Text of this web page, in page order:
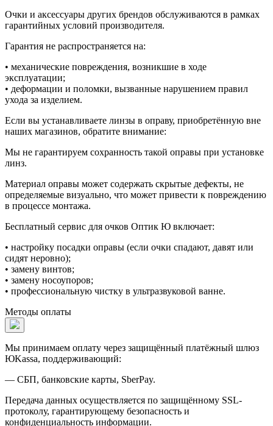
Очки и аксессуары других брендов обслуживаются в рамках
гарантийных условий производителя.
Гарантия не распространяется на:
• механические повреждения, возникшие в ходе
эксплуатации;
• деформации и поломки, вызванные нарушением правил
ухода за изделием.
Если вы устанавливаете линзы в оправу, приобретённую вне
наших магазинов, обратите внимание:
Мы не гарантируем сохранность такой оправы при установке
линз.
Материал оправы может содержать скрытые дефекты, не
определяемые визуально, что может привести к повреждению
в процессе монтажа.
Бесплатный сервис для очков Оптик Ю включает:
• настройку посадки оправы (если очки спадают, давят или
сидят неровно);
• замену винтов;
• замену носоупоров;
• профессиональную чистку в ультразвуковой ванне.
Методы оплаты
Мы принимаем оплату через защищённый платёжный шлюз
ЮKassa, поддерживающий:
— СБП, банковские карты, SberPay.
Передача данных осуществляется по защищённому SSL-
протоколу, гарантирующему безопасность и
конфиденциальность информации.